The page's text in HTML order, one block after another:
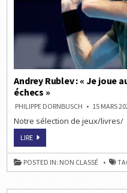
Andrey Rublev : « Je joue
échecs »
PHILIPPE DORNBUSCH 15 MARS
Notre sélection de jeux/livres/
LIREANDREY
:
« JE
JOUE
AU
COMME
POSTED IN: NON CLASSÉ